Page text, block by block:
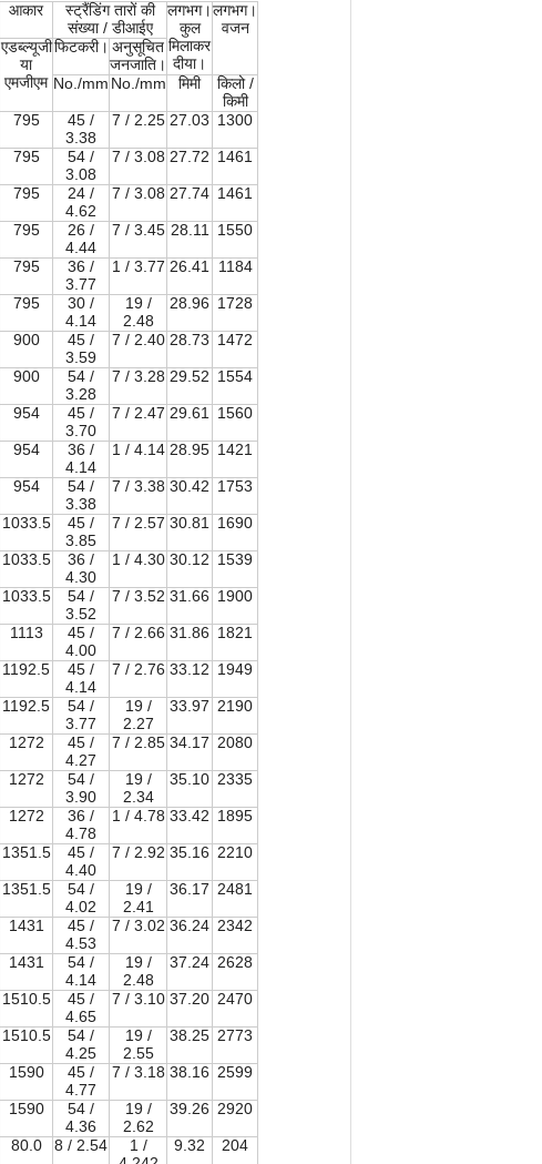
आकार
स्ट्रैंडिंग तारों की
संख्या / डीआईए
लगभग।
कुल
मिलाकर
दीया।
लगभग।
वजन
एडब्ल्यूजी
या
एमजीएम
फिटकरी। अनुसूचित
जनजाति।
No./mm No./mm मिमी
किलो /
किमी
795
45 /
3.38
7 / 2.25 27.03 1300
795
54 /
3.08
7 / 3.08 27.72 1461
795
24 /
4.62
7 / 3.08 27.74 1461
795
26 /
4.44
7 / 3.45 28.11 1550
795
36 /
3.77
1 / 3.77 26.41 1184
795
30 /
4.14
19 /
2.48
28.96 1728
900
45 /
3.59
7 / 2.40 28.73 1472
900
54 /
3.28
7 / 3.28 29.52 1554
954
45 /
3.70
7 / 2.47 29.61 1560
954
36 /
4.14
1 / 4.14 28.95 1421
954
54 /
3.38
7 / 3.38 30.42 1753
1033.5
45 /
3.85
7 / 2.57 30.81 1690
1033.5
36 /
4.30
1 / 4.30 30.12 1539
1033.5
54 /
3.52
7 / 3.52 31.66 1900
1113
45 /
4.00
7 / 2.66 31.86 1821
1192.5
45 /
4.14
7 / 2.76 33.12 1949
1192.5
54 /
3.77
19 /
2.27
33.97 2190
1272
45 /
4.27
7 / 2.85 34.17 2080
1272
54 /
3.90
19 /
2.34
35.10 2335
1272
36 /
4.78
1 / 4.78 33.42 1895
1351.5
45 /
4.40
7 / 2.92 35.16 2210
1351.5
54 /
4.02
19 /
2.41
36.17 2481
1431
45 /
4.53
7 / 3.02 36.24 2342
1431
54 /
4.14
19 /
2.48
37.24 2628
1510.5
45 /
4.65
7 / 3.10 37.20 2470
1510.5
54 /
4.25
19 /
2.55
38.25 2773
1590
45 /
4.77
7 / 3.18 38.16 2599
1590
54 /
4.36
19 /
2.62
39.26 2920
80.0 8 / 2.54
1 /
9.32 204